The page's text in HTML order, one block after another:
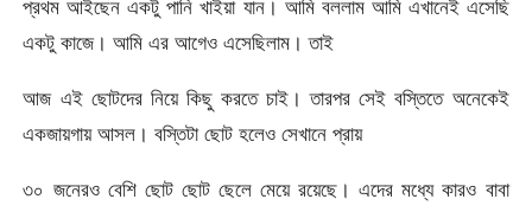
প্রথম আইছেন একটু পানি খাইয়া যান। আমি বললাম আমি এখানেই এসেছি
একটু কাজে। আমি এর আগেও এসেছিলাম। তাই
আজ এই ছোটদের নিয়ে কিছু করতে চাই। তারপর সেই বস্তিতে অনেকেই
একজায়গায় আসল। বস্তিটা ছোট হলেও সেখানে প্রায়
৩০ জনেরও বেশি ছোট ছোট ছেলে মেয়ে রয়েছে। এদের মধ্যে কারও বাবা